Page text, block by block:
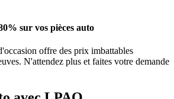
sur vos pièces auto
offre des prix imbattables
N'attendez plus et faites votre demande